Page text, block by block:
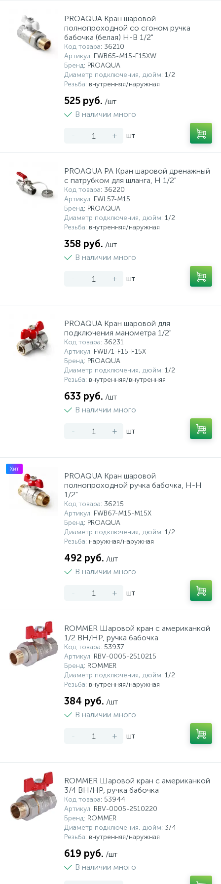
PROAQUA Кран шаровой
полнопроходной со сгоном ручка
бабочка (белая) Н-В 1/2"
Код товара: 36210
Артикул: FWB65-M15-F15XW
Бренд: PROAQUA
Диаметр подключения, дюйм: 1/2
Резьба: внутренняя/наружная
525 руб. /шт
В наличии много
- + шт
PROAQUA PA Кран шаровой дренажный
с патрубком для шланга, Н 1/2"
Код товара: 36220
Артикул: EWL57-M15
Бренд: PROAQUA
Диаметр подключения, дюйм: 1/2
Резьба: внутренняя/наружная
358 руб. /шт
В наличии много
- + шт
PROAQUA Кран шаровой для
подключения манометра 1/2"
Код товара: 36231
Артикул: FWB71-F15-F15X
Бренд: PROAQUA
Диаметр подключения, дюйм: 1/2
Резьба: внутренняя/внутренняя
633 руб. /шт
В наличии много
- + шт
Хит
PROAQUA Кран шаровой
полнопроходной ручка бабочка, Н-Н
1/2"
Код товара: 36215
Артикул: FWB67-M15-M15X
Бренд: PROAQUA
Диаметр подключения, дюйм: 1/2
Резьба: наружная/наружная
492 руб. /шт
В наличии много
- + шт
ROMMER Шаровой кран с американкой
1/2 ВН/НР, ручка бабочка
Код товара: 53937
Артикул: RBV-0005-2510215
Бренд: ROMMER
Диаметр подключения, дюйм: 1/2
Резьба: внутренняя/наружная
384 руб. /шт
В наличии много
- + шт
ROMMER Шаровой кран с американкой
3/4 ВН/НР, ручка бабочка
Код товара: 53944
Артикул: RBV-0005-2510220
Бренд: ROMMER
Диаметр подключения, дюйм: 3/4
Резьба: внутренняя/наружная
619 руб. /шт
В наличии много